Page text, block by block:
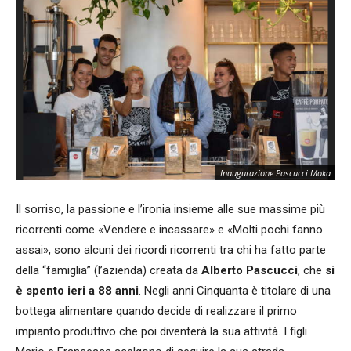
Inaugurazione Pascucci Moka
Il sorriso, la passione e l’ironia insieme alle sue massime più
ricorrenti come «Vendere e incassare» e «Molti pochi fanno
assai», sono alcuni dei ricordi ricorrenti tra chi ha fatto parte
della “famiglia” (l’azienda) creata da Alberto Pascucci, che si
è spento ieri a 88 anni. Negli anni Cinquanta è titolare di una
bottega alimentare quando decide di realizzare il primo
impianto produttivo che poi diventerà la sua attività. I figli